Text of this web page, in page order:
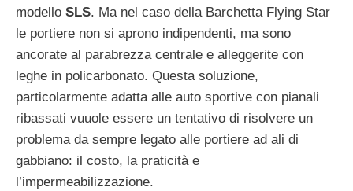
modello SLS. Ma nel caso della Barchetta Flying Star
le portiere non si aprono indipendenti, ma sono
ancorate al parabrezza centrale e alleggerite con
leghe in policarbonato. Questa soluzione,
particolarmente adatta alle auto sportive con pianali
ribassati vuuole essere un tentativo di risolvere un
problema da sempre legato alle portiere ad ali di
gabbiano: il costo, la praticità e
l’impermeabilizzazione.